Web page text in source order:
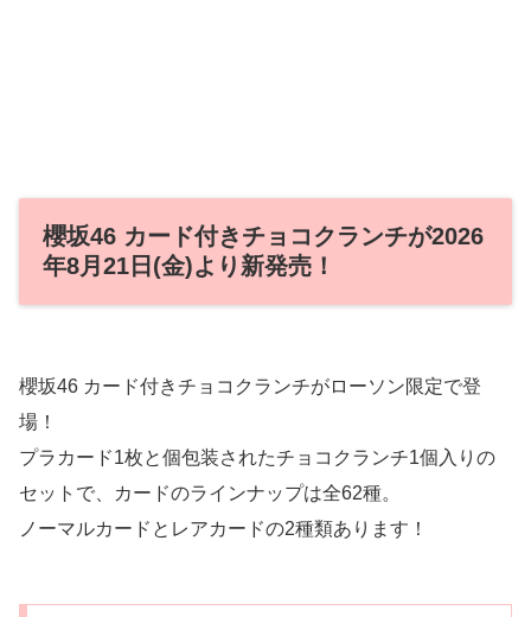
櫻坂46 カード付きチョコクランチが2026
年8月21日(金)より新発売！
櫻坂46 カード付きチョコクランチがローソン限定で登
場！
プラカード1枚と個包装されたチョコクランチ1個入りの
セットで、カードのラインナップは全62種。
ノーマルカードとレアカードの2種類あります！